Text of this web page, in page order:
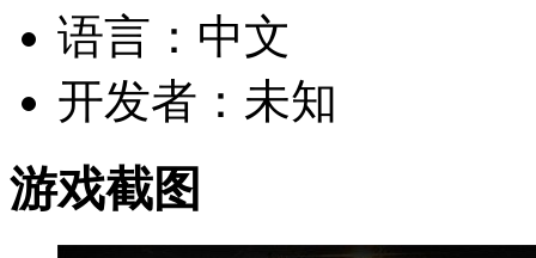
语言：中文
开发者：未知
游戏截图